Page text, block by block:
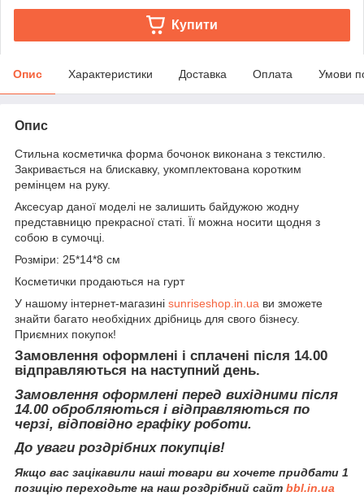
Купити
Опис Характеристики Доставка Оплата Умови
Опис
Стильна косметичка форма бочонок виконана з текстилю.
Закривається на блискавку, укомплектована коротким
ремінцем на руку.
Аксесуар даної моделі не залишить байдужою жодну
представницю прекрасної статі. Її можна носити щодня з
собою в сумочці.
Розміри: 25*14*8 см
Косметички продаються на гурт
У нашому інтернет-магазині sunriseshop.in.ua ви зможете
знайти багато необхідних дрібниць для свого бізнесу.
Приємних покупок!
Замовлення оформлені і сплачені після 14.00
відправляються на наступний день.
Замовлення оформлені перед вихідними після
14.00 обробляються і відправляються по
черзі, відповідно графіку роботи.
До уваги роздрібних покупців!
Якщо вас зацікавили наші товари ви хочете придбати 1
позицію переходьте на наш роздрібний сайт bbl.in.ua